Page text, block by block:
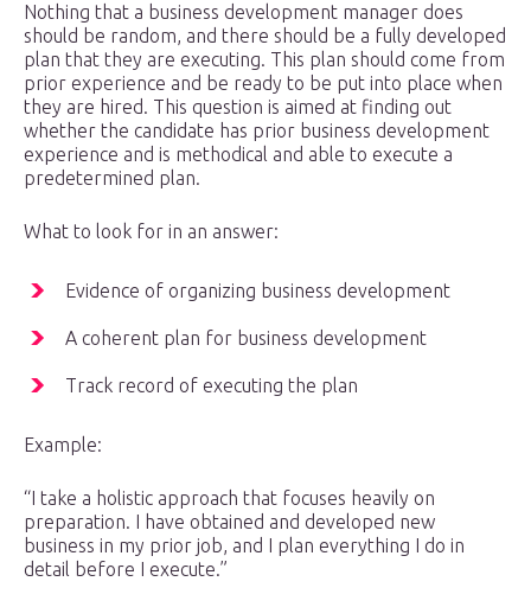
Nothing that a business development manager does
should be random, and there should be a fully developed
plan that they are executing. This plan should come from
prior experience and be ready to be put into place when
they are hired. This question is aimed at finding out
whether the candidate has prior business development
experience and is methodical and able to execute a
predetermined plan.
What to look for in an answer:
Evidence of organizing business development
A coherent plan for business development
Track record of executing the plan
Example:
“I take a holistic approach that focuses heavily on
preparation. I have obtained and developed new
business in my prior job, and I plan everything I do in
detail before I execute.”